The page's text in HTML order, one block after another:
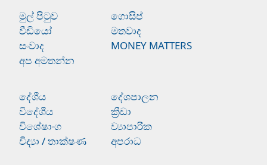
මුල් පිටුව
ගොසිප්
වීඩියෝ
මතවාද
සංවාද
MONEY MATTERS
අප අමතන්න
දේශීය
දේශපාලන
විදේශීය
ක්‍රීඩා
විශේෂාංග
ව්‍යාපාරික
විද්‍යා / තාක්ෂණ
අපරාධ